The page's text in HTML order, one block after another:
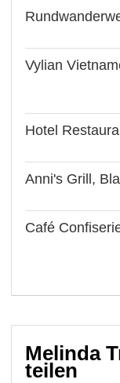
Vylian
Hotel
Anni's Grill,
Café
Melinda
teilen